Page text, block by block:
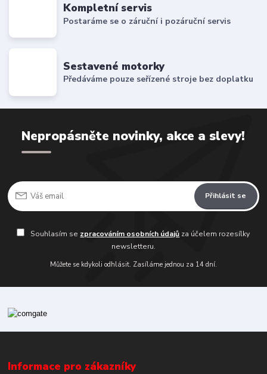
Kompletní servis
Postaráme se o záruční i pozáruční servis
Sestavené motorky
Předáváme pouze seřízené stroje bez doplatku
Nepropásněte novinky, akce a slevy!
Přihlásit se
Souhlasím se zpracováním osobních údajů za účelem rozesílky
newsletteru.
Můžete se kdykoli odhlásit. Zasíláme jednou za 14 dní.
Informace pro zákazníky